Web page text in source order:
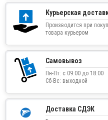
Курьерская
Производится при
товара курьером
Самовывоз
Пн-Пт: с 09:00 до 18:00
Сб-Вс: выходной
Доставка СДЭК